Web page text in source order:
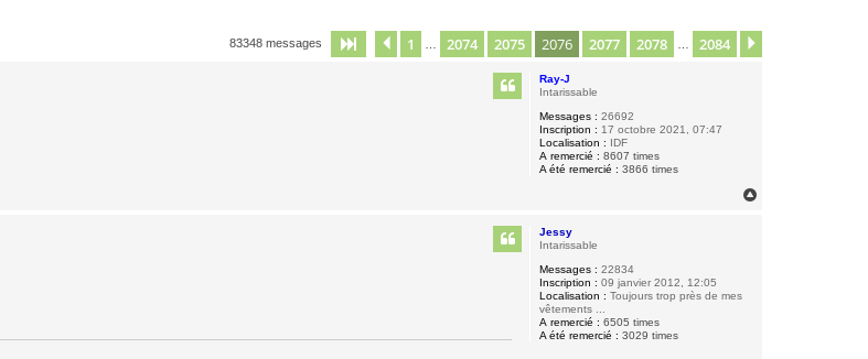
83348 messages Page 2076sur2084
Précédent
1 2074 2075 2076 2077 2078 2084
Ray-J
Intarissable
Messages : 26692
Inscription : 17 octobre 2021, 07:47
Localisation : IDF
A remercié : 8607 times
A été remercié : 3866 times
Jessy
Intarissable
Messages : 22834
Inscription : 09 janvier 2012, 12:05
Localisation : Toujours trop près de mes
vêtements ...
A remercié : 6505 times
A été remercié : 3029 times